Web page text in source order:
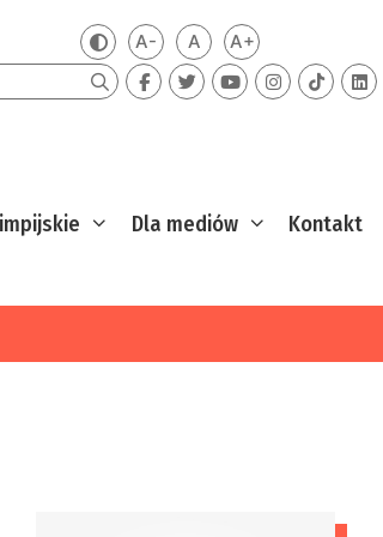
Zmień kontrast
A-Mniejsza czcionka
ADomyślna czcionka
A+Większa
Szukaj
Dla mediów Kontakt